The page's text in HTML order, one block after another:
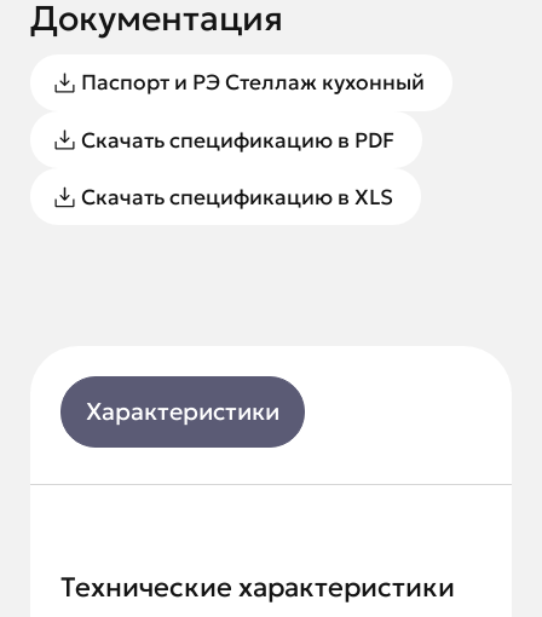
Документация
Паспорт и РЭ Стеллаж кухонный
Скачать спецификацию в PDF
Скачать спецификацию в XLS
Характеристики
Технические характеристики